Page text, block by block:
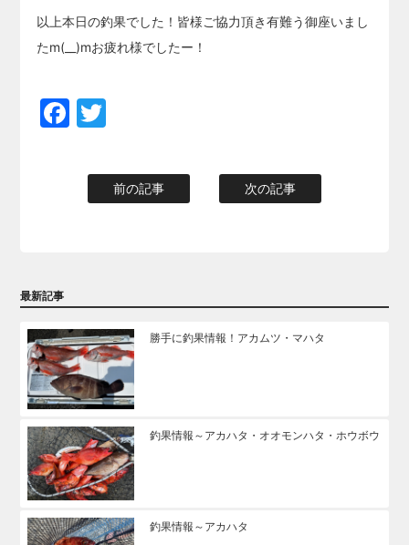
以上本日の釣果でした！皆様ご協力頂き有難う御座いまし
たm(__)mお疲れ様でしたー！
Facebook
前の記事 次の記事
最新記事
勝手に釣果情報！アカムツ・マハタ
釣果情報～アカハタ・オオモンハタ・ホウボウ
釣果情報～アカハタ